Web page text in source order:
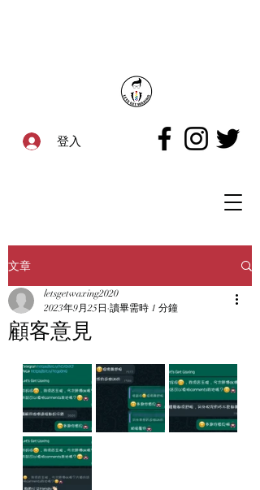
登入
文章
顧客意見
letsgetwaxing2020
2023年9月25日 讀畢需時 1 分鐘